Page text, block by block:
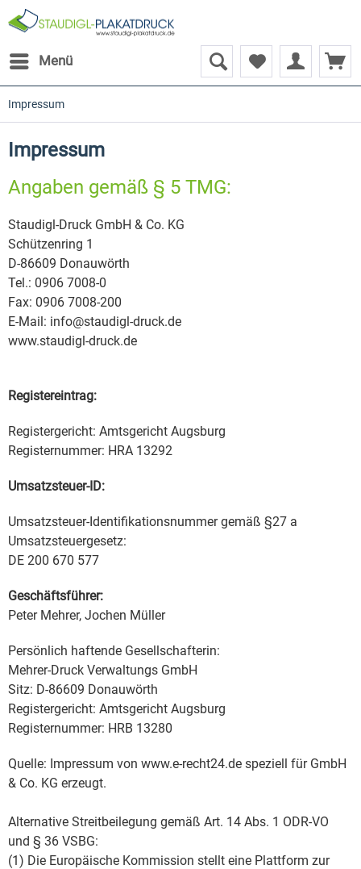
Menü
Impressum
Impressum
Angaben gemäß § 5 TMG:
Staudigl-Druck GmbH & Co. KG
Schützenring 1
D-86609 Donauwörth
Tel.: 0906 7008-0
Fax: 0906 7008-200
E-Mail: info@staudigl-druck.de
www.staudigl-druck.de
Registereintrag:
Registergericht: Amtsgericht Augsburg
Registernummer: HRA 13292
Umsatzsteuer-ID:
Umsatzsteuer-Identifikationsnummer gemäß §27 a
Umsatzsteuergesetz:
DE 200 670 577
Geschäftsführer:
Peter Mehrer, Jochen Müller
Persönlich haftende Gesellschafterin:
Mehrer-Druck Verwaltungs GmbH
Sitz: D-86609 Donauwörth
Registergericht: Amtsgericht Augsburg
Registernummer: HRB 13280
Quelle: Impressum von www.e-recht24.de speziell für GmbH
& Co. KG erzeugt.
Alternative Streitbeilegung gemäß Art. 14 Abs. 1 ODR-VO
und § 36 VSBG:
(1) Die Europäische Kommission stellt eine Plattform zur